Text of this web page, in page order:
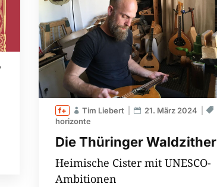
Die Thüringer Waldzither
Tim Liebert
21. März 2024
horizonte
Heimische Cister mit UNESCO-
Ambitionen